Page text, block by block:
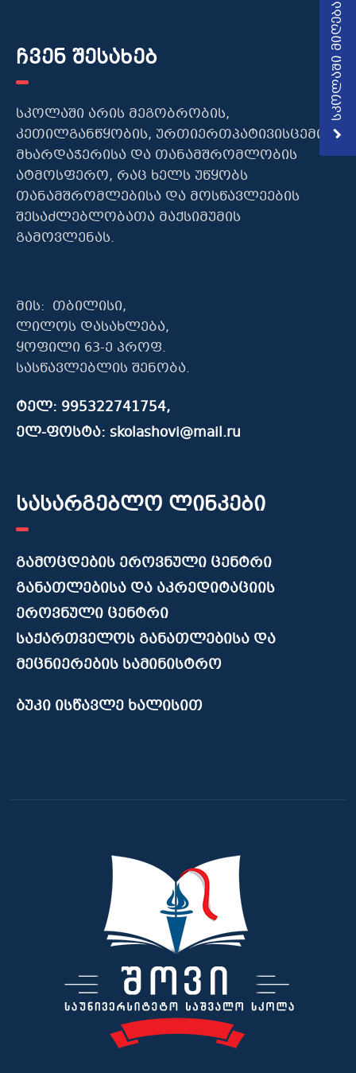
ჩვენ შესახებ
სკოლაში არის მეგობრობის,
კეთილგანწყობის, ურთიერთპატივისცემის,
მხარდაჭერისა და თანამშრომლობის
ატმოსფერო, რაც ხელს უწყობს
თანამშრომლებისა და მოსწავლეების
შესაძლებლობათა მაქსიმუმის
გამოვლენას.
მის: თბილისი,
ლილოს დასახლება,
ყოფილი 63-ე პროფ.
სასწავლებლის შენობა.
ტელ: 995322741754,
ელ-ფოსტა: skolashovi@mail.ru
სასარგებლო ლინკები
გამოცდების ეროვნული ცენტრი
განათლებისა და აკრედიტაციის
ეროვნული ცენტრი
საქართველოს განათლებისა და
მეცნიერების სამინისტრო
ბუკი ისწავლე ხალისით
სკოლაში მიღება